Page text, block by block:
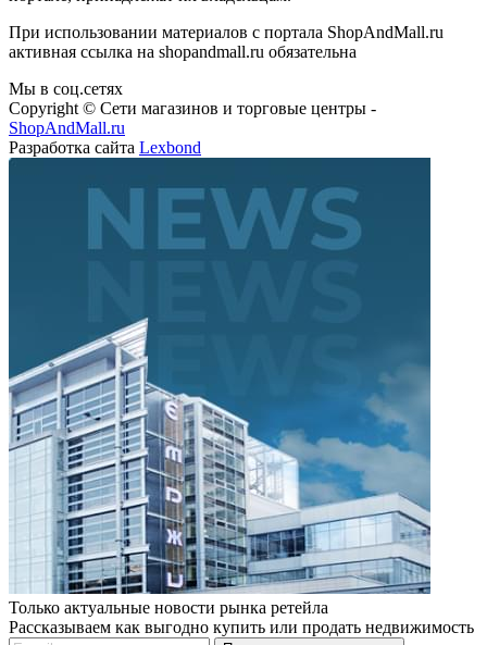
При использовании материалов с портала ShopAndMall.ru
активная ссылка на shopandmall.ru обязательна
Мы в соц.сетях
Copyright © Сети магазинов и торговые центры -
ShopAndMall.ru
Разработка сайта Lexbond
Только актуальные новости рынка ретейла
Рассказываем как выгодно купить или продать недвижимость